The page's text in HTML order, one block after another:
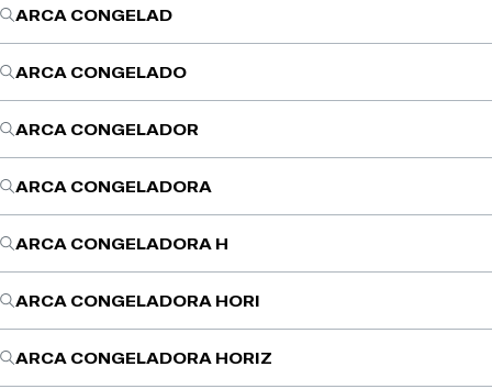
ARCA CONGELAD
ARCA CONGELADO
ARCA CONGELADOR
ARCA CONGELADORA
ARCA CONGELADORA H
ARCA CONGELADORA HORI
ARCA CONGELADORA HORIZ